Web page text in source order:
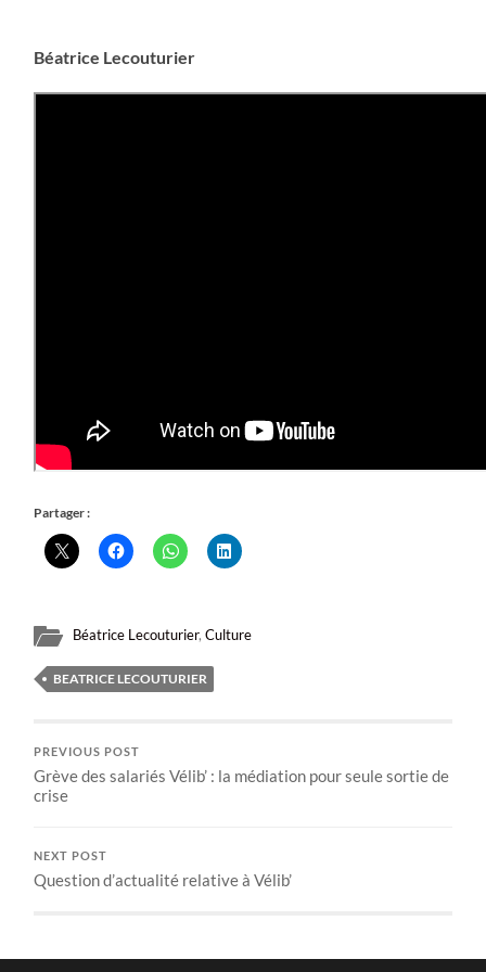
Béatrice Lecouturier
Partager :
Béatrice Lecouturier,Culture
BEATRICE LECOUTURIER
PREVIOUS POST
Grève des salariés Vélib’ : la médiation pour seule sortie de
crise
NEXT POST
Question d’actualité relative à Vélib’